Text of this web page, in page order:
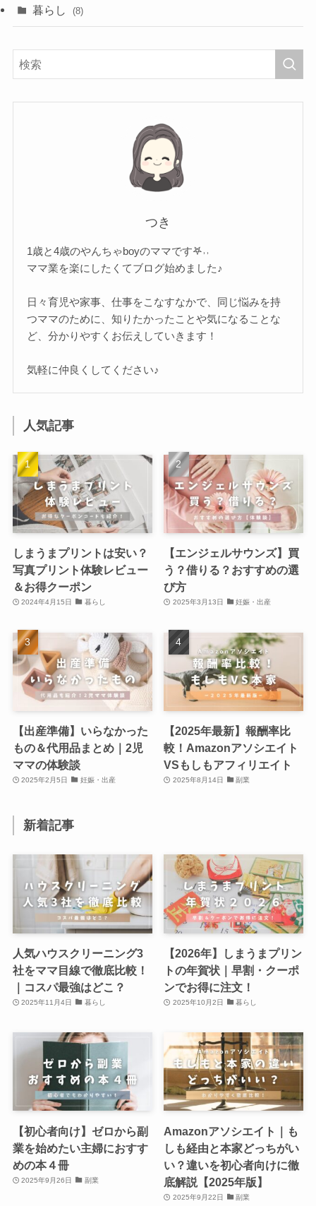
暮らし (8)
つき
1歳と4歳のやんちゃboyのママです𖤐˒˒
ママ業を楽にしたくてブログ始めました♪
日々育児や家事、仕事をこなすなかで、同じ悩みを持
つママのために、知りたかったことや気になることな
ど、分かりやすくお伝えしていきます！
気軽に仲良くしてください♪
人気記事
しまうまプリントは安い？
写真プリント体験レビュー
＆お得クーポン
2024年4月15日 暮らし
【エンジェルサウンズ】買
う？借りる？おすすめの選
び方
2025年3月13日 妊娠・出産
【出産準備】いらなかった
もの＆代用品まとめ｜2児
ママの体験談
2025年2月5日 妊娠・出産
【2025年最新】報酬率比
較！Amazonアソシエイト
VSもしもアフィリエイト
2025年8月14日 副業
新着記事
人気ハウスクリーニング3
社をママ目線で徹底比較！
｜コスパ最強はどこ？
2025年11月4日 暮らし
【2026年】しまうまプリン
トの年賀状｜早割・クーポ
ンでお得に注文！
2025年10月2日 暮らし
【初心者向け】ゼロから副
業を始めたい主婦におすす
めの本４冊
2025年9月26日 副業
Amazonアソシエイト｜も
しも経由と本家どっちがい
い？違いを初心者向けに徹
底解説【2025年版】
2025年9月22日 副業